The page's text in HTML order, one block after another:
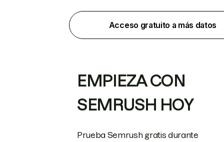
Acceso gratuito a más datos
EMPIEZA CON
SEMRUSH HOY
Prueba Semrush gratis durante